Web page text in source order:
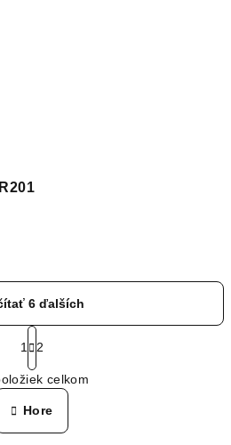
O
v
l
6 ďalších
S
t
r
á
k
o
1 2
celkom
Hore